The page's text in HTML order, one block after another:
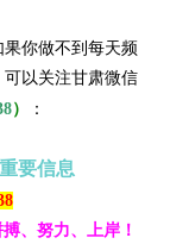
果你做不到每天频
以关注甘肃微信
） ：
要信息
、努力、上岸！